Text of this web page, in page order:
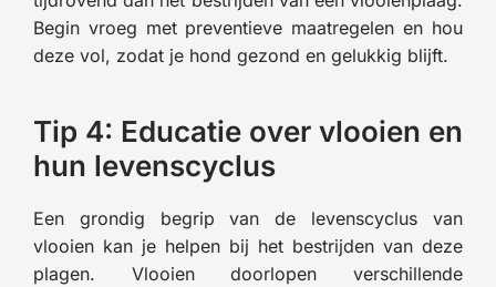
Begin vroeg met preventieve maatregelen en hou
deze vol, zodat je hond gezond en gelukkig blijft.
Tip 4: Educatie over vlooien en
hun levenscyclus
Een grondig begrip van de levenscyclus van
vlooien kan je helpen bij het bestrijden van deze
plagen. Vlooien doorlopen verschillende